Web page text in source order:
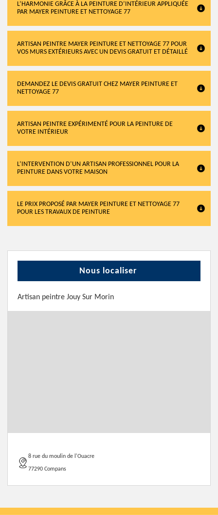
L’HARMONIE GRÂCE À LA PEINTURE D’INTÉRIEUR APPLIQUÉE
PAR MAYER PEINTURE ET NETTOYAGE 77
ARTISAN PEINTRE MAYER PEINTURE ET NETTOYAGE 77 POUR
VOS MURS EXTÉRIEURS AVEC UN DEVIS GRATUIT ET DÉTAILLÉ
DEMANDEZ LE DEVIS GRATUIT CHEZ MAYER PEINTURE ET
NETTOYAGE 77
ARTISAN PEINTRE EXPÉRIMENTÉ POUR LA PEINTURE DE
VOTRE INTÉRIEUR
L’INTERVENTION D’UN ARTISAN PROFESSIONNEL POUR LA
PEINTURE DANS VOTRE MAISON
LE PRIX PROPOSÉ PAR MAYER PEINTURE ET NETTOYAGE 77
POUR LES TRAVAUX DE PEINTURE
Nous localiser
Artisan peintre Jouy Sur Morin
8 rue du moulin de l'Ouacre
77290 Compans